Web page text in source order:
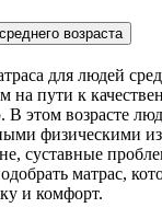
возраста
для людей
на пути к
этом возрасте
физическими
суставные
матрас,
и комфорт.